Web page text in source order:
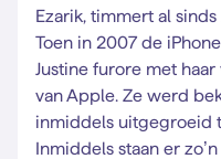
Ezarik, timmert al
Toen in 2007 de
Justine furore met
van Apple. Ze werd
inmiddels uitgegroeid
Inmiddels staan er